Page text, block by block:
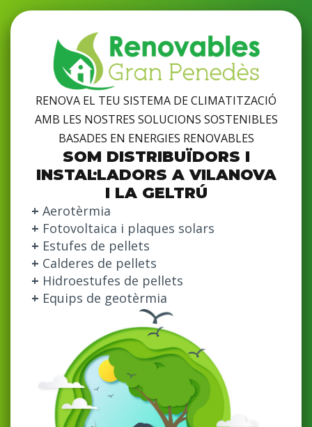
RENOVA EL TEU SISTEMA DE CLIMATITZACIÓ
AMB LES NOSTRES SOLUCIONS SOSTENIBLES
BASADES EN ENERGIES RENOVABLES
SOM DISTRIBUÏDORS I
INSTAL·LADORS A VILANOVA
I LA GELTRÚ
+ Aerotèrmia
+ Fotovoltaica i plaques solars
+ Estufes de pellets
+ Calderes de pellets
+ Hidroestufes de pellets
+ Equips de geotèrmia